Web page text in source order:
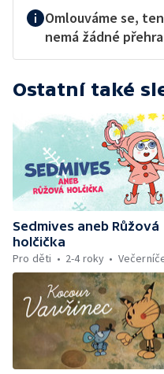
Omlouváme se,
nemá žádné
Ostatní také
Sedmives aneb Růžová
holčička
Pro děti
2-4 roky